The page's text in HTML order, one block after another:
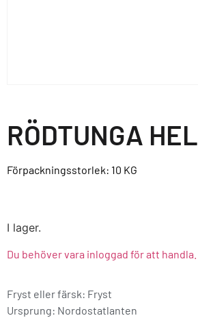
RÖDTUNGA HEL
Förpackningsstorlek: 10 KG
I lager.
Du behöver vara inloggad för att handla.
Fryst eller färsk: Fryst
Ursprung: Nordostatlanten